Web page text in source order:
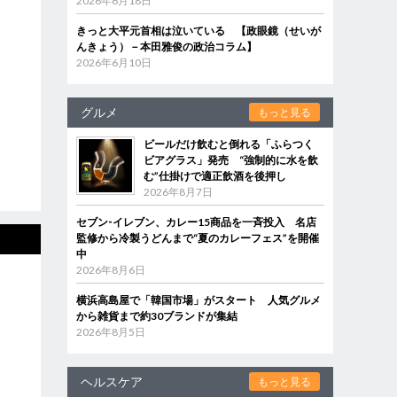
きっと大平元首相は泣いている 【政眼鏡（せいが
んきょう）－本田雅俊の政治コラム】
2026年6月10日
グルメ もっと見る
ビールだけ飲むと倒れる「ふらつく
ビアグラス」発売 “強制的に水を飲
む”仕掛けで適正飲酒を後押し
2026年8月7日
セブン‐イレブン、カレー15商品を一斉投入 名店
監修から冷製うどんまで“夏のカレーフェス”を開催
中
2026年8月6日
横浜高島屋で「韓国市場」がスタート 人気グルメ
から雑貨まで約30ブランドが集結
2026年8月5日
ヘルスケア もっと見る